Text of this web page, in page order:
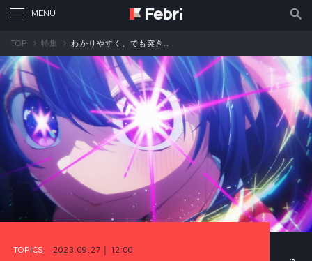
TOP 特集 わかりやすく、でも突き詰めて――監督・平牧大輔が語る、アニメ『【推しの子】』の制作論①
TOPICS 2023.09.27 │ 12:00